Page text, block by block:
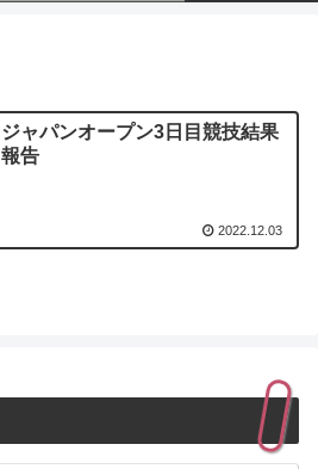
ジャパンオープン3日目競技結果
報告
2022.12.03